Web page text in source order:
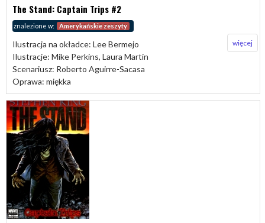
The Stand: Captain Trips #2
znalezione w: Amerykańskie zeszyty
Ilustracja na okładce: Lee Bermejo
Ilustracje: Mike Perkins, Laura Martin
Scenariusz: Roberto Aguirre-Sacasa
Oprawa: miękka
więcej